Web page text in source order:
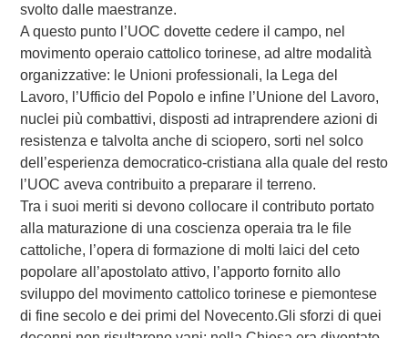
svolto dalle maestranze.
A questo punto l’UOC dovette cedere il campo, nel
movimento operaio cattolico torinese, ad altre modalità
organizzative: le Unioni professionali, la Lega del
Lavoro, l’Ufficio del Popolo e infine l’Unione del Lavoro,
nuclei più combattivi, disposti ad intraprendere azioni di
resistenza e talvolta anche di sciopero, sorti nel solco
dell’esperienza democratico-cristiana alla quale del resto
l’UOC aveva contribuito a preparare il terreno.
Tra i suoi meriti si devono collocare il contributo portato
alla maturazione di una coscienza operaia tra le file
cattoliche, l’opera di formazione di molti laici del ceto
popolare all’apostolato attivo, l’apporto fornito allo
sviluppo del movimento cattolico torinese e piemontese
di fine secolo e dei primi del Novecento.Gli sforzi di quei